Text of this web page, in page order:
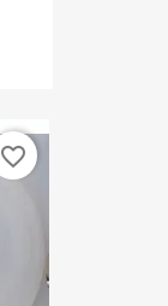
favorite_border